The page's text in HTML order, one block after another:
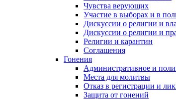
Чувства верующих
Участие в выборах и в
Дискуссии о религии и
Дискуссии о религии и
Религии и карантин
Соглашения
Гонения
Административное и
Места для молитвы
Отказ в регистрации и
Защита от гонений